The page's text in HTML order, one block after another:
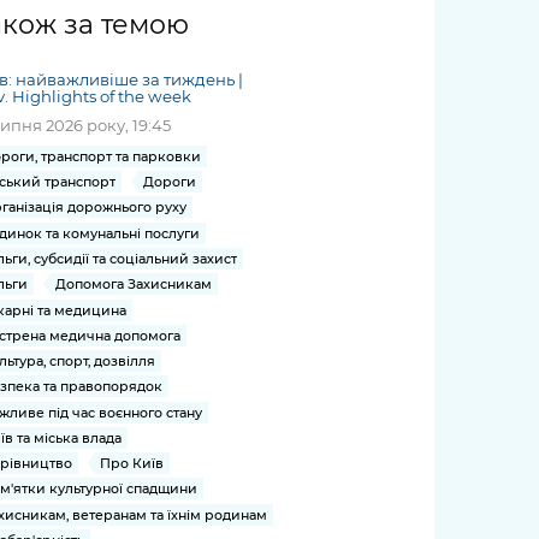
Безбар'єрність
Київська міська військова
адміністрація
Портал послуг
Міський застосунок Київ
Цифровий
Важливе під час
воєнного стану
міській військовій
адміністрації
«Ініціатива
«Партнерство
«Відкритий Уряд» –
місцевий рівень»
Важливе під час
воєнного стану
дій чи
про
на
дашборди
та
/
журналіст
ський
запит /
Submitting
a media
request
за темою
найважливіше за тиждень |
Highlights of the week
2026 року, 19:45
транспорт та парковки
транспорт
Дороги
дорожнього руху
та комунальні послуги
субсидії та соціальний захист
Допомога Захисникам
та медицина
медична допомога
спорт, дозвілля
та правопорядок
під час воєнного стану
та міська влада
Про Київ
культурної спадщини
ветеранам та їхнім родинам